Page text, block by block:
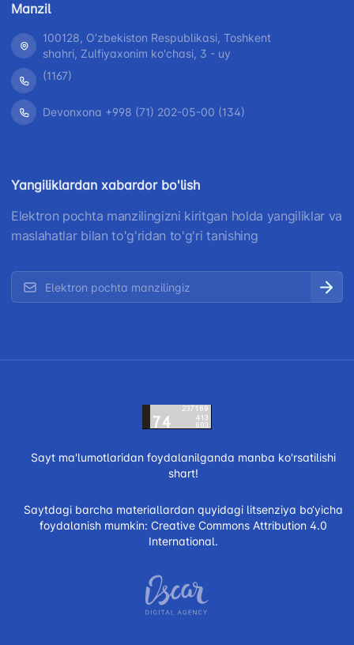
Manzil
100128, Oʼzbekiston Respublikasi, Toshkent
shahri, Zulfiyaxonim ko'chasi, 3 - uy
(1167)
Devonxona +998 (71) 202-05-00 (134)
Yangiliklardan xabardor bo'lish
Elektron pochta manzilingizni kiritgan holda yangiliklar va
maslahatlar bilan to'g'ridan to'g'ri tanishing
Sayt ma'lumotlaridan foydalanilganda manba ko'rsatilishi
shart!
Saytdagi barcha materiallardan quyidagi litsenziya bo‘yicha
foydalanish mumkin: Creative Commons Attribution 4.0
International.